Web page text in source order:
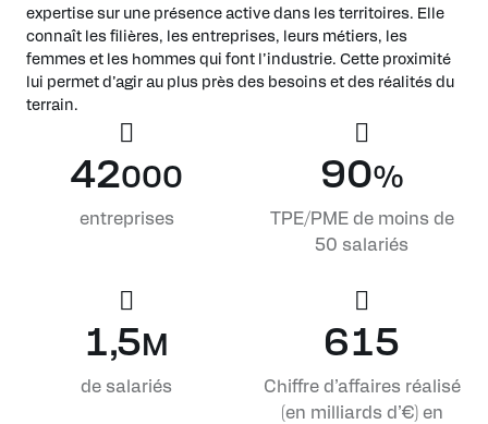
expertise sur une présence active dans les territoires. Elle
connaît les filières, les entreprises, leurs métiers, les
femmes et les hommes qui font l’industrie. Cette proximité
lui permet d’agir au plus près des besoins et des réalités du
terrain.
42000
entreprises
90%
TPE/PME de moins de
50 salariés
1,5M
de salariés
615
Chiffre d’affaires réalisé
(en milliards d’€) en